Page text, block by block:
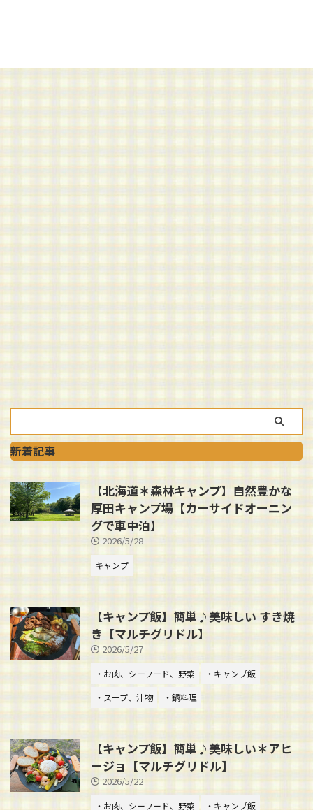
新着記事
【北海道＊森林キャンプ】自然豊かな
厚田キャンプ場【カーサイドオーニン
グで車中泊】
2026/5/28
キャンプ
【キャンプ飯】簡単♪美味しい すき焼
き【マルチグリドル】
2026/5/27
・お肉、シーフード、野菜
・キャンプ飯
・スープ、汁物
・鍋料理
【キャンプ飯】簡単♪美味しい＊アヒ
ージョ【マルチグリドル】
2026/5/22
・お肉、シーフード、野菜 ・キャンプ飯